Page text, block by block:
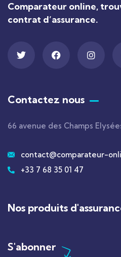
Comparateur online,
contrat d’assurance.
Contactez nous
66 avenue des Champs
contact@comparateur-
+33 7 68 35 01 47
Nos produits
S'abonner